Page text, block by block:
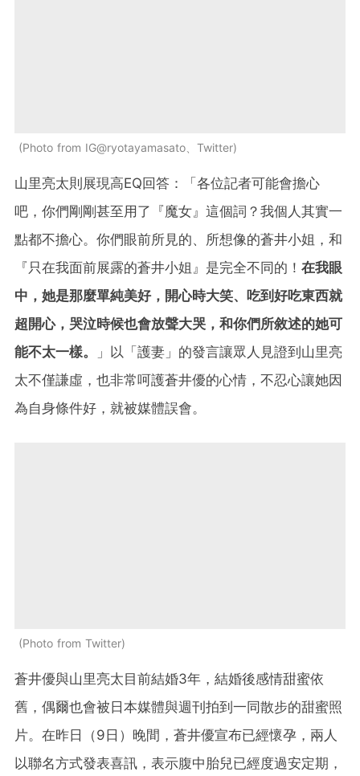
Photo from IG@ryotayamasato、Twitter
山里亮太則展現高EQ回答：「各位記者可能會擔心
吧，你們剛剛甚至用了『魔女』這個詞？我個人其實一
點都不擔心。你們眼前所見的、所想像的蒼井小姐，和
『只在我面前展露的蒼井小姐』是完全不同的！ 在我眼
中，她是那麼單純美好，開心時大笑、吃到好吃東西就
超開心，哭泣時候也會放聲大哭，和你們所敘述的她可
能不太一樣。
」以「護妻」的發言讓眾人見證到山里亮
太不僅謙虛，也非常呵護蒼井優的心情，不忍心讓她因
為自身條件好，就被媒體誤會。
Photo from Twitter
蒼井優與山里亮太目前結婚3年，結婚後感情甜蜜依
舊，偶爾也會被日本媒體與週刊拍到一同散步的甜蜜照
片。在昨日（9日）晚間，蒼井優宣布已經懷孕，兩人
以聯名方式發表喜訊，表示腹中胎兒已經度過安定期，